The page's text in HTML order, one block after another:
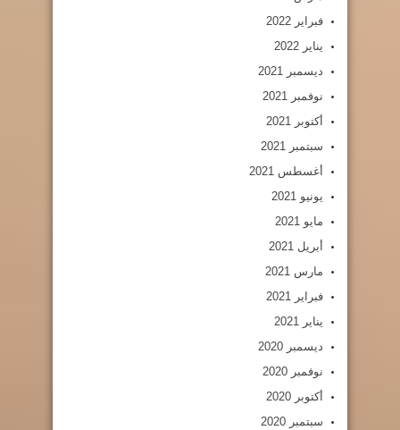
فبراير 2022
يناير 2022
ديسمبر 2021
نوفمبر 2021
أكتوبر 2021
سبتمبر 2021
أغسطس 2021
يونيو 2021
مايو 2021
أبريل 2021
مارس 2021
فبراير 2021
يناير 2021
ديسمبر 2020
نوفمبر 2020
أكتوبر 2020
سبتمبر 2020